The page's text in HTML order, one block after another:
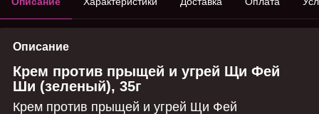
Описание
Крем против прыщей и угрей Щи Фей
Ши (зеленый), 35г
Крем против прыщей и угрей Щи Фей